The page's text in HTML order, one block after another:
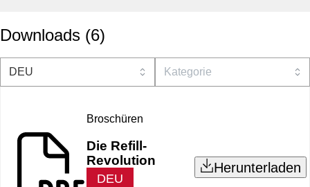
Downloads (6)
Broschüren
Die Refill-
Revolution
DEU
Herunterladen